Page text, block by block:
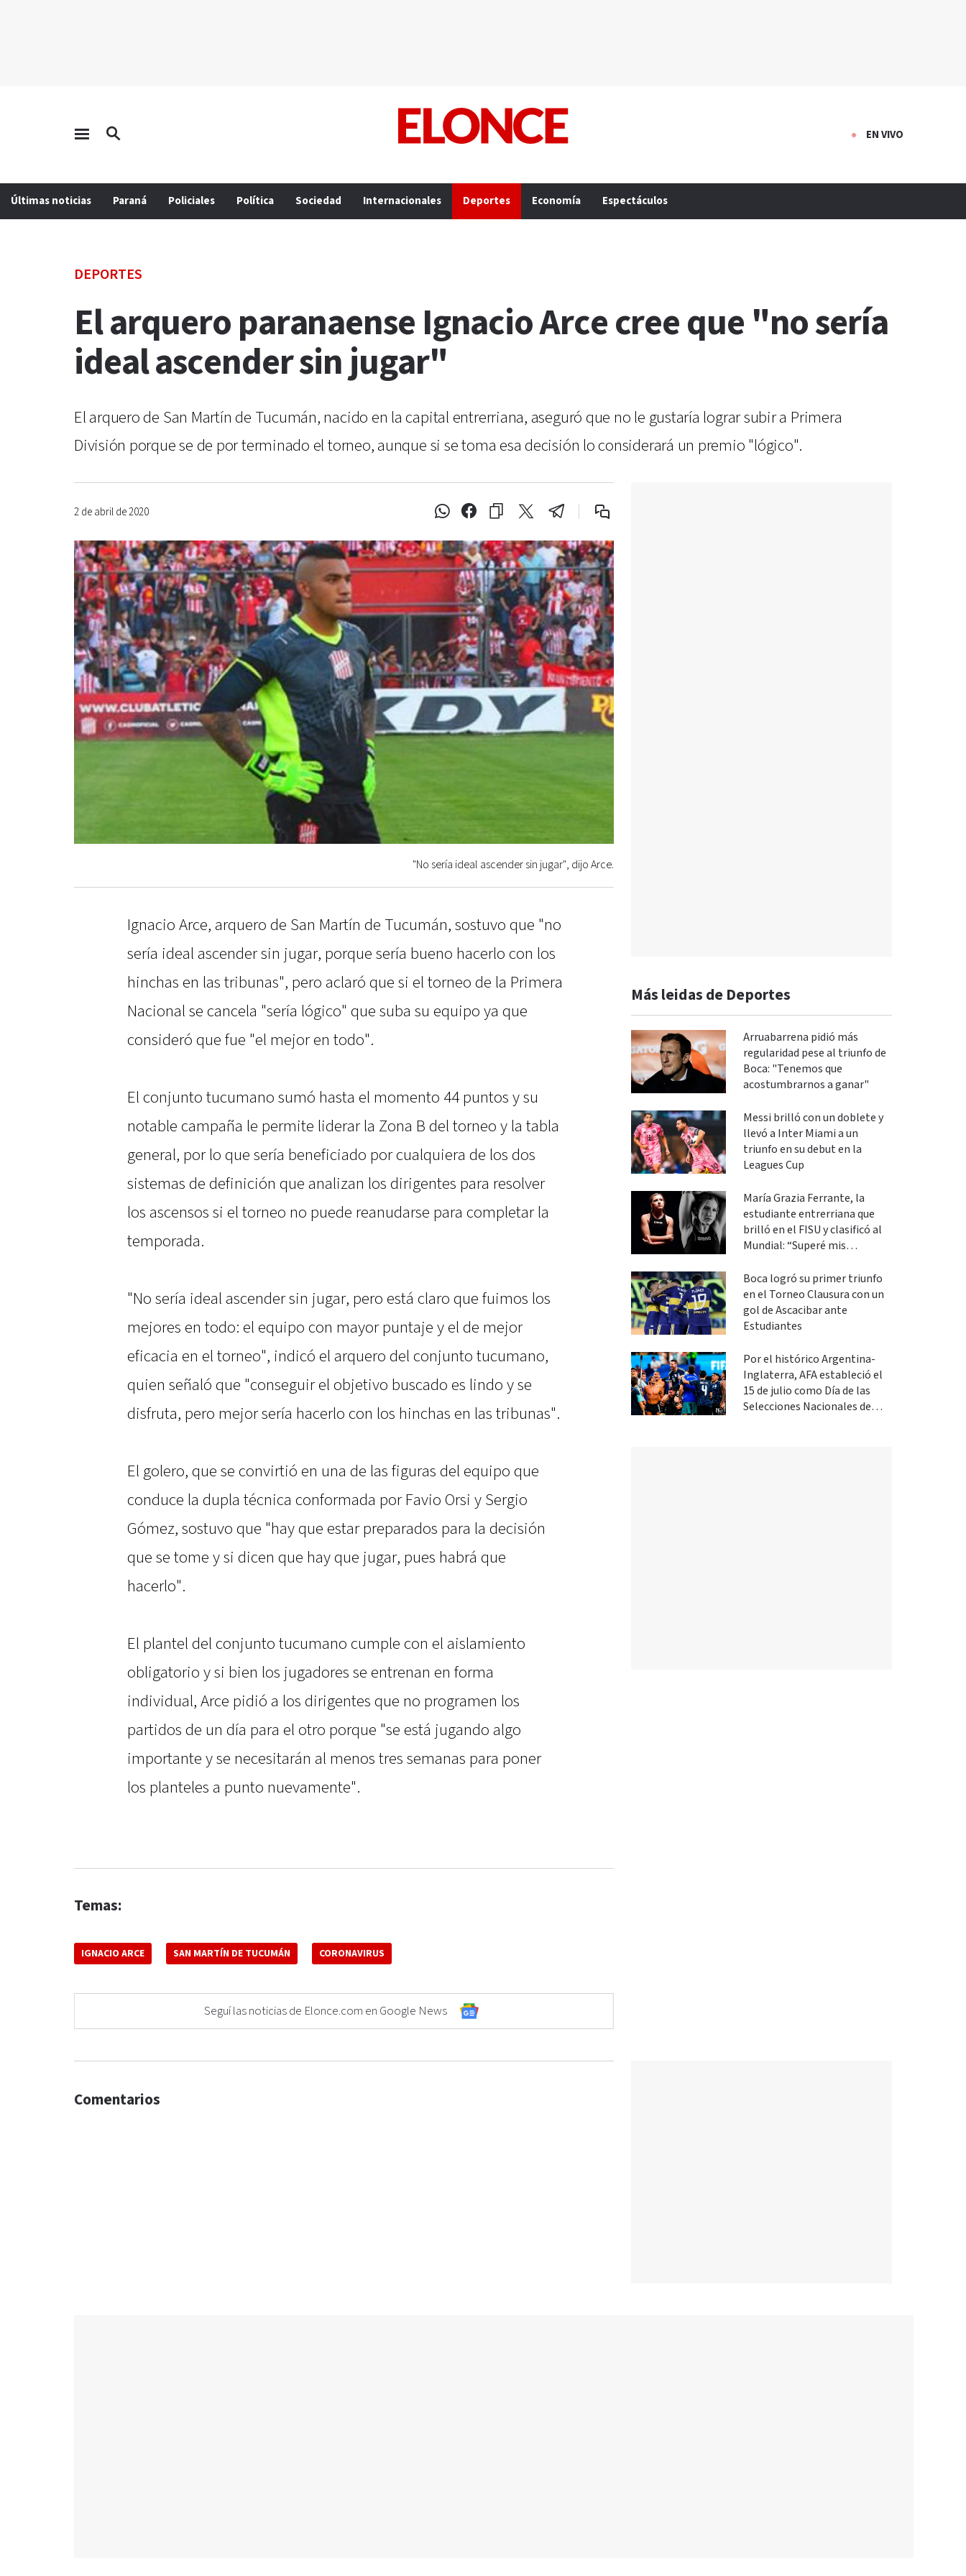
EN VIVO
Últimas noticias Paraná Policiales Política Sociedad Internacionales Deportes Economía Espectáculos
DEPORTES
El arquero paranaense Ignacio Arce cree que "no sería
ideal ascender sin jugar"
El arquero de San Martín de Tucumán, nacido en la capital entrerriana, aseguró que no le gustaría lograr subir a Primera
División porque se de por terminado el torneo, aunque si se toma esa decisión lo considerará un premio "lógico".
2 de abril de 2020
"No sería ideal ascender sin jugar", dijo Arce.
Ignacio Arce, arquero de San Martín de Tucumán, sostuvo que "no
sería ideal ascender sin jugar, porque sería bueno hacerlo con los
hinchas en las tribunas", pero aclaró que si el torneo de la Primera
Nacional se cancela "sería lógico" que suba su equipo ya que
consideró que fue "el mejor en todo".
El conjunto tucumano sumó hasta el momento 44 puntos y su
notable campaña le permite liderar la Zona B del torneo y la tabla
general, por lo que sería beneficiado por cualquiera de los dos
sistemas de definición que analizan los dirigentes para resolver
los ascensos si el torneo no puede reanudarse para completar la
temporada.
"No sería ideal ascender sin jugar, pero está claro que fuimos los
mejores en todo: el equipo con mayor puntaje y el de mejor
eficacia en el torneo", indicó el arquero del conjunto tucumano,
quien señaló que "conseguir el objetivo buscado es lindo y se
disfruta, pero mejor sería hacerlo con los hinchas en las tribunas".
El golero, que se convirtió en una de las figuras del equipo que
conduce la dupla técnica conformada por Favio Orsi y Sergio
Gómez, sostuvo que "hay que estar preparados para la decisión
que se tome y si dicen que hay que jugar, pues habrá que
hacerlo".
El plantel del conjunto tucumano cumple con el aislamiento
obligatorio y si bien los jugadores se entrenan en forma
individual, Arce pidió a los dirigentes que no programen los
partidos de un día para el otro porque "se está jugando algo
importante y se necesitarán al menos tres semanas para poner
los planteles a punto nuevamente".
Temas:
IGNACIO ARCE SAN MARTÍN DE TUCUMÁN CORONAVIRUS
Seguí las noticias de Elonce.com en Google News
Más leidas de Deportes
Arruabarrena pidió más
regularidad pese al triunfo de
Boca: "Tenemos que
acostumbrarnos a ganar"
Messi brilló con un doblete y
llevó a Inter Miami a un
triunfo en su debut en la
Leagues Cup
María Grazia Ferrante, la
estudiante entrerriana que
brilló en el FISU y clasificó al
Mundial: “Superé mis
Boca logró su primer triunfo
en el Torneo Clausura con un
gol de Ascacibar ante
Estudiantes
Por el histórico Argentina-
Inglaterra, AFA estableció el
15 de julio como Día de las
Selecciones Nacionales de
Comentarios